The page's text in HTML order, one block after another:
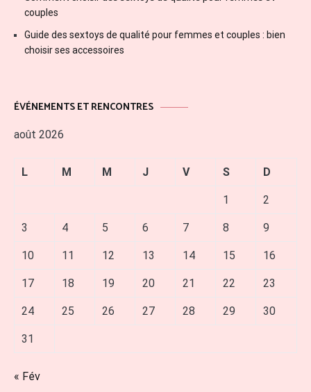
couples
Guide des sextoys de qualité pour femmes et couples : bien
choisir ses accessoires
ÉVÉNEMENTS ET RENCONTRES
août 2026
L M M J V S D
1 2
3 4 5 6 7 8 9
10 11 12 13 14 15 16
17 18 19 20 21 22 23
24 25 26 27 28 29 30
31
« Fév